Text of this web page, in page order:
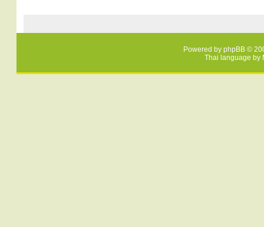
Powered by phpBB ©
Thai language by